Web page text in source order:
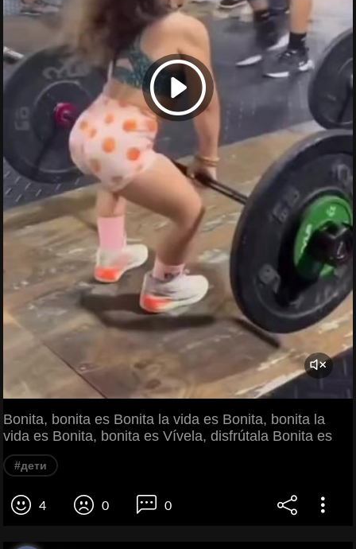
Bonita, bonita es Bonita la vida es Bonita, bonita la
vida es Bonita, bonita es Vívela, disfrútala Bonita es
#дети
4 0 0